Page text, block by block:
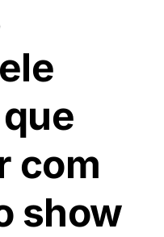
com
show